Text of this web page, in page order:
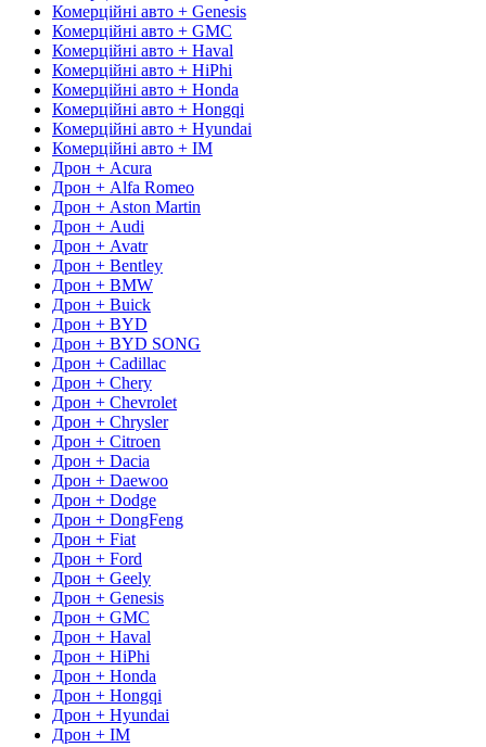
Комерційні авто + Genesis
Комерційні авто + GMC
Комерційні авто + Haval
Комерційні авто + HiPhi
Комерційні авто + Honda
Комерційні авто + Hongqi
Комерційні авто + Hyundai
Комерційні авто + IM
Дрон + Acura
Дрон + Alfa Romeo
Дрон + Aston Martin
Дрон + Audi
Дрон + Avatr
Дрон + Bentley
Дрон + BMW
Дрон + Buick
Дрон + BYD
Дрон + BYD SONG
Дрон + Cadillac
Дрон + Chery
Дрон + Chevrolet
Дрон + Chrysler
Дрон + Citroen
Дрон + Dacia
Дрон + Daewoo
Дрон + Dodge
Дрон + DongFeng
Дрон + Fiat
Дрон + Ford
Дрон + Geely
Дрон + Genesis
Дрон + GMC
Дрон + Haval
Дрон + HiPhi
Дрон + Honda
Дрон + Hongqi
Дрон + Hyundai
Дрон + IM